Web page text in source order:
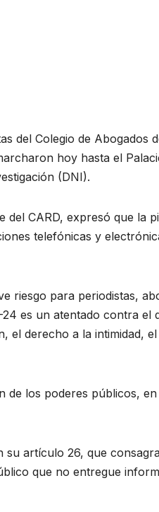
del Colegio de Abogados
hoy hasta el
(DNI).
CARD, expresó que la
telefónicas y
riesgo para periodistas,
es un atentado contra el
el derecho a la intimidad,
de los poderes públicos,
artículo 26, que
que no entregue